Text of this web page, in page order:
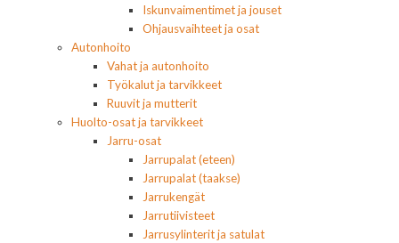
Iskunvaimentimet ja jouset
Ohjausvaihteet ja osat
Autonhoito
Vahat ja autonhoito
Työkalut ja tarvikkeet
Ruuvit ja mutterit
Huolto-osat ja tarvikkeet
Jarru-osat
Jarrupalat (eteen)
Jarrupalat (taakse)
Jarrukengät
Jarrutiivisteet
Jarrusylinterit ja satulat